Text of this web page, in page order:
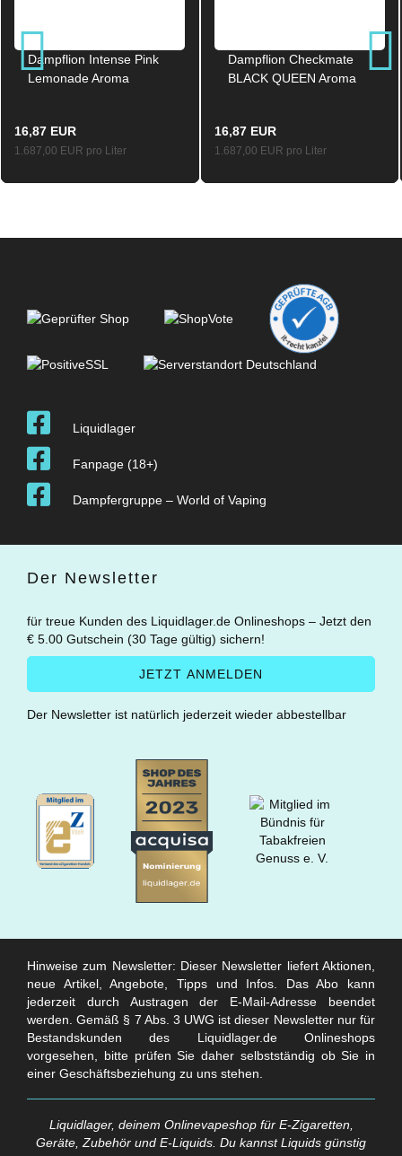
Dampflion Intense Pink
Lemonade Aroma
16,87 EUR
1.687,00 EUR pro Liter
Dampflion Checkmate
BLACK QUEEN Aroma
16,87 EUR
1.687,00 EUR pro Liter
Liquidlager
Fanpage (18+)
Dampfergruppe – World of Vaping
Der Newsletter
für treue Kunden des Liquidlager.de Onlineshops – Jetzt den
€ 5.00 Gutschein (30 Tage gültig) sichern!
Der Newsletter ist natürlich jederzeit wieder abbestellbar
Hinweise zum Newsletter: Dieser Newsletter liefert Aktionen,
neue Artikel, Angebote, Tipps und Infos. Das Abo kann
jederzeit durch Austragen der E-Mail-Adresse beendet
werden. Gemäß § 7 Abs. 3 UWG ist dieser Newsletter nur für
Bestandskunden des Liquidlager.de Onlineshops
vorgesehen, bitte prüfen Sie daher selbstständig ob Sie in
einer Geschäftsbeziehung zu uns stehen.
Liquidlager, deinem Onlinevapeshop für E-Zigaretten,
Geräte, Zubehör und E-Liquids. Du kannst Liquids günstig